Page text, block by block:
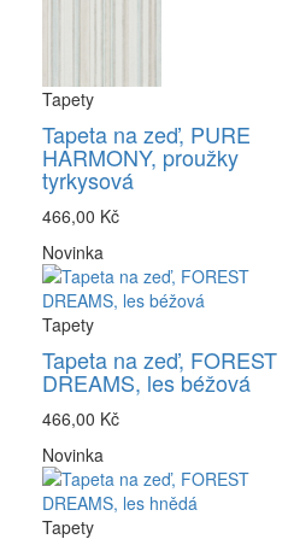
Tapety
Tapeta na zeď, PURE
HARMONY, proužky
tyrkysová
466,00 Kč
Novinka
Tapety
Tapeta na zeď, FOREST
DREAMS, les béžová
466,00 Kč
Novinka
Tapety